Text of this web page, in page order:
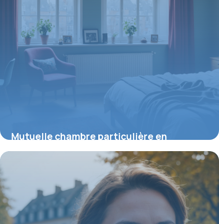
Mutuelle chambre particulière en
psychiatrie : ce qu’il faut savoir pour un
meilleur remboursement